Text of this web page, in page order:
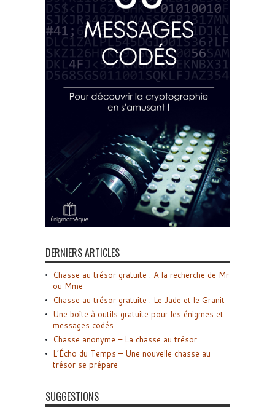
DERNIERS ARTICLES
Chasse au trésor gratuite : A la recherche de Mr
ou Mme
Chasse au trésor gratuite : Le Jade et le Granit
Une boîte à outils gratuite pour les énigmes et
messages codés
Chasse anonyme – La chasse au trésor
L’Écho du Temps – Une nouvelle chasse au
trésor se prépare
SUGGESTIONS